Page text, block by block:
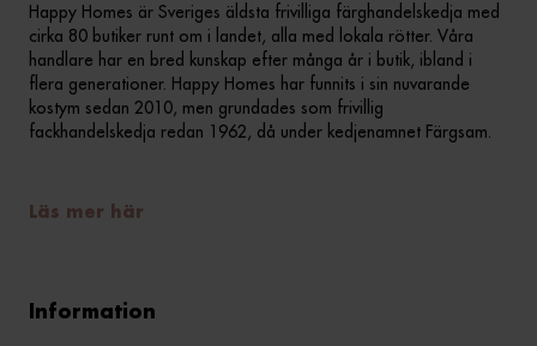
Happy Homes är Sveriges äldsta frivilliga färghandelskedja med
cirka 80 butiker runt om i landet, alla med lokala rötter. Våra
handlare har en bred kunskap efter många år i butik, ibland i
flera generationer. Happy Homes har funnits i sin nuvarande
kostym sedan 2010, men grundades som frivillig
fackhandelskedja redan 1962, då under kedjenamnet Färgsam.
Läs mer här
Information